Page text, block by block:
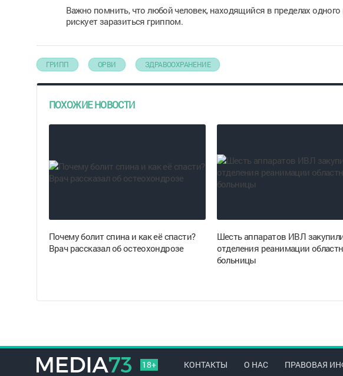
Важно помнить, что любой человек, находящийся в пределах
рискует заразиться гриппом.
ГРИПП ОРВИ ЗДРАВООХРАНЕНИЕ
ПОХОЖИЕ НОВОСТИ
Почему болит спина и как её спасти?
Врач рассказал об остеохондрозе
Шесть аппаратов ИВЛ
отделения реанимации
больницы
18+ КОНТАКТЫ О НАС ПРАВОВАЯ